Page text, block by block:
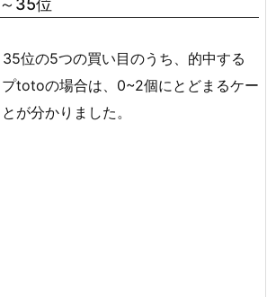
位の5つの買い目のうち、的中する
totoの場合は、0~2個にとどまるケー
が分かりました。